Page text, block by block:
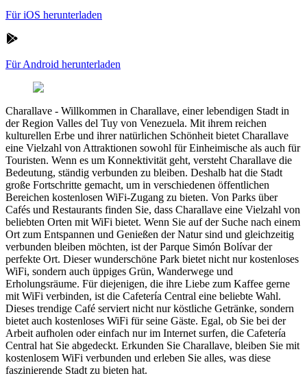
Für iOS herunterladen
Für Android herunterladen
Charallave - Willkommen in Charallave, einer lebendigen Stadt in
der Region Valles del Tuy von Venezuela. Mit ihrem reichen
kulturellen Erbe und ihrer natürlichen Schönheit bietet Charallave
eine Vielzahl von Attraktionen sowohl für Einheimische als auch für
Touristen. Wenn es um Konnektivität geht, versteht Charallave die
Bedeutung, ständig verbunden zu bleiben. Deshalb hat die Stadt
große Fortschritte gemacht, um in verschiedenen öffentlichen
Bereichen kostenlosen WiFi-Zugang zu bieten. Von Parks über
Cafés und Restaurants finden Sie, dass Charallave eine Vielzahl von
beliebten Orten mit WiFi bietet. Wenn Sie auf der Suche nach einem
Ort zum Entspannen und Genießen der Natur sind und gleichzeitig
verbunden bleiben möchten, ist der Parque Simón Bolívar der
perfekte Ort. Dieser wunderschöne Park bietet nicht nur kostenloses
WiFi, sondern auch üppiges Grün, Wanderwege und
Erholungsräume. Für diejenigen, die ihre Liebe zum Kaffee gerne
mit WiFi verbinden, ist die Cafetería Central eine beliebte Wahl.
Dieses trendige Café serviert nicht nur köstliche Getränke, sondern
bietet auch kostenloses WiFi für seine Gäste. Egal, ob Sie bei der
Arbeit aufholen oder einfach nur im Internet surfen, die Cafetería
Central hat Sie abgedeckt. Erkunden Sie Charallave, bleiben Sie mit
kostenlosem WiFi verbunden und erleben Sie alles, was diese
faszinierende Stadt zu bieten hat.